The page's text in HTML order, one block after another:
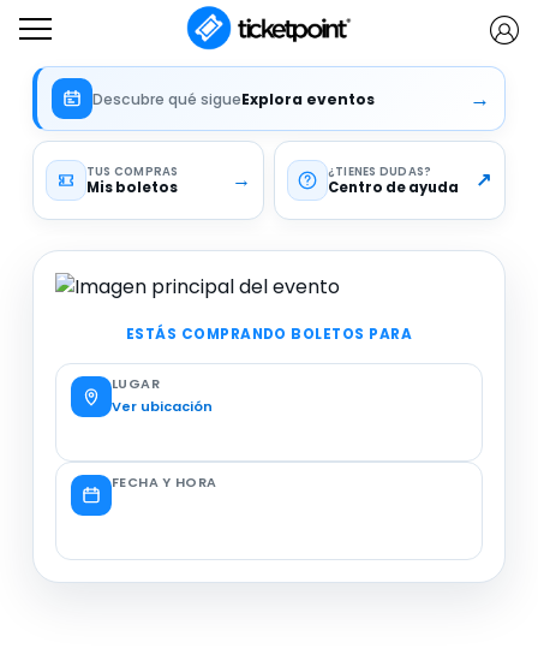
Descubre qué sigueExplora eventos →
TUS COMPRAS
Mis boletos → ¿TIENES DUDAS
Centro de ayuda ↗
ESTÁS COMPRANDO BOLETOS PARA
LUGAR
Ver ubicación
FECHA Y HORA